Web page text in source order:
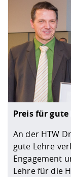
Preis für gute
An der HTW
gute Lehre
Engagement
Lehre für die